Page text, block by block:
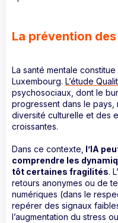
La prévention
La santé mentale
Luxembourg. L’étude
psychosociaux, dont le
progressent dans le pays,
diversité culturelle et des
croissantes.
Dans ce contexte, l’IA
comprendre les
tôt certaines fragilités.
retours anonymes ou de
numériques (dans le
repérer des signaux
l’augmentation du stress